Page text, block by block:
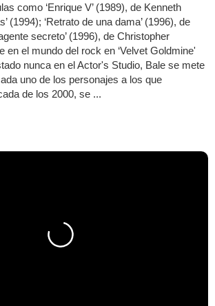
como ‘Enrique V’ (1989), de Kenneth
(1994); ‘Retrato de una dama’ (1996), de
secreto’ (1996), de Christopher
en el mundo del rock en ‘Velvet Goldmine'
nunca en el Actor's Studio, Bale se mete
uno de los personajes a los que
de los 2000, se ...